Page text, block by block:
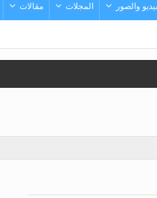
والصور المجلات مقالات